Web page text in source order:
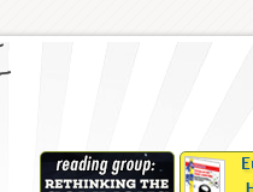
Top
Skip
Skip